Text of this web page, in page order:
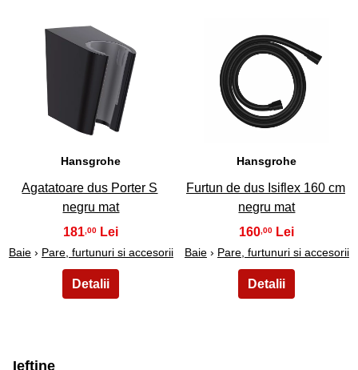
Hansgrohe
Agatatoare dus Porter S
negru mat
181 ,00
Baie› Pare, furtunuri si accesorii
Hansgrohe
Furtun de dus Isiflex 160 cm
negru mat
160 ,00
Baie› Pare, furtunuri si accesorii
Ieftine